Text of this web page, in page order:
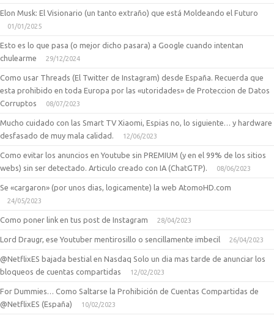
Elon Musk: El Visionario (un tanto extraño) que está Moldeando el Futuro
01/01/2025
Esto es lo que pasa (o mejor dicho pasara) a Google cuando intentan
chulearme
29/12/2024
Como usar Threads (El Twitter de Instagram) desde España. Recuerda que
esta prohibido en toda Europa por las «utoridades» de Proteccion de Datos
Corruptos
08/07/2023
Mucho cuidado con las Smart TV Xiaomi, Espias no, lo siguiente… y hardware
desfasado de muy mala calidad.
12/06/2023
Como evitar los anuncios en Youtube sin PREMIUM (y en el 99% de los sitios
webs) sin ser detectado. Articulo creado con IA (ChatGTP).
08/06/2023
Se «cargaron» (por unos dias, logicamente) la web AtomoHD.com
24/05/2023
Como poner link en tus post de Instagram 28/04/2023
Lord Draugr, ese Youtuber mentirosillo o sencillamente imbecil 26/04/2023
@NetflixES bajada bestial en Nasdaq Solo un dia mas tarde de anunciar los
bloqueos de cuentas compartidas
12/02/2023
For Dummies… Como Saltarse la Prohibición de Cuentas Compartidas de
@NetflixES (España)
10/02/2023